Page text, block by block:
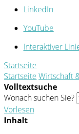
LinkedIn
YouTube
Interaktiver
Startseite
Startseite Wirtschaft
Volltextsuche
Wonach suchen Sie?
Vorlesen
Inhalt